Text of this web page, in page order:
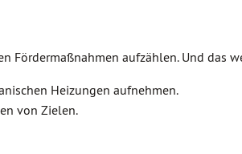
Fördermaßnahmen aufzählen. Und das
Heizungen aufnehmen.
von Zielen.